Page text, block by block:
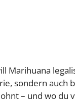
Marihuana
sondern auch
– und wo du